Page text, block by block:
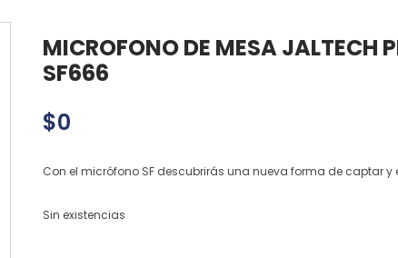
MICROFONO DE MESA JALTECH
SF666
$0
Con el micrófono SF descubrirás una nueva forma de captar y
Sin existencias